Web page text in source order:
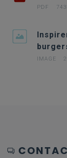
PDF
IMAGE